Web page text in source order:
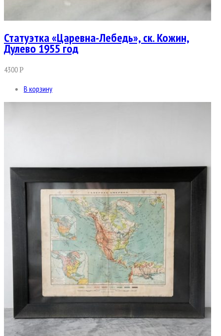
Статуэтка «Царевна-Лебедь», ск. Кожин,
Дулево 1955 год
4300Р
В корзину